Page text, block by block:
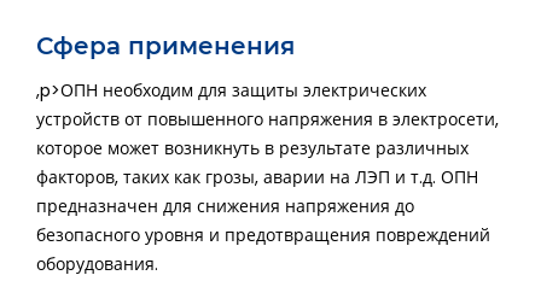
Сфера применения
,p>ОПН необходим для защиты электрических
устройств от повышенного напряжения в электросети,
которое может возникнуть в результате различных
факторов, таких как грозы, аварии на ЛЭП и т.д. ОПН
предназначен для снижения напряжения до
безопасного уровня и предотвращения повреждений
оборудования.